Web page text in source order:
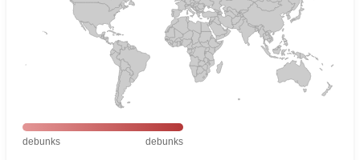
debunks debunks